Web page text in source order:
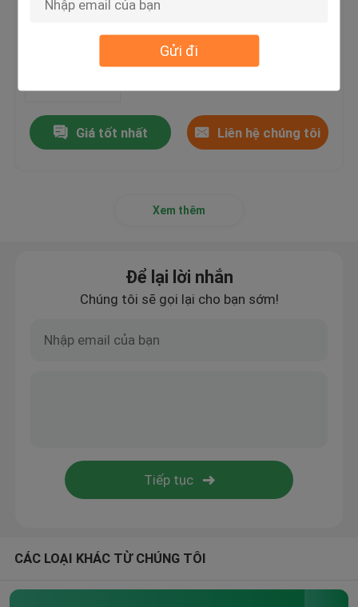
Gửi đi
Bóng chuyền Bóng đá cao su Die
Máy cắt, máy cắt thủy lực bằng
MOQ：1 tập
Giá tốt nhất Liên hệ chúng tôi
Xem thêm
Để lại lời nhắn
Chúng tôi sẽ gọi lại cho bạn sớm!
CÁC LOẠI KHÁC TỪ CHÚNG TÔI